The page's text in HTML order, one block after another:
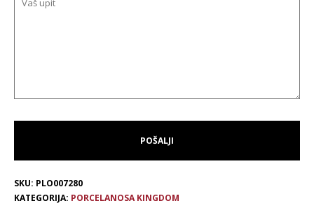
SKU: PLO007280
KATEGORIJA: PORCELANOSA KINGDOM